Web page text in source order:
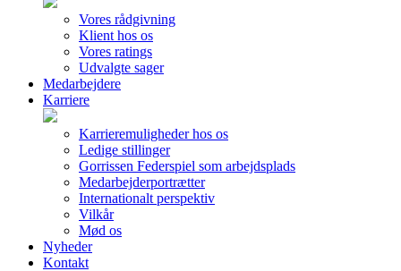
Vores rådgivning
Klient hos os
Vores ratings
Udvalgte sager
Medarbejdere
Karriere
Karrieremuligheder hos os
Ledige stillinger
Gorrissen Federspiel som arbejdsplads
Medarbejderportrætter
Internationalt perspektiv
Vilkår
Mød os
Nyheder
Kontakt